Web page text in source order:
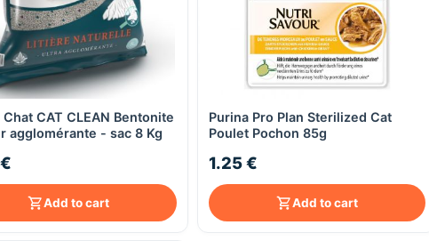
Quick View
CAT CLEAN Bentonite
agglomérante - sac 8 Kg
Add to cart
Quick View
Purina Pro Plan Sterilized Cat
Poulet Pochon 85g
1.25 €
Add to cart